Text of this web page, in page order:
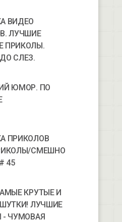
ВИДЕО
ЛУЧШИЕ
ПРИКОЛЫ.
СЛЕЗ.
ЮМОР. ПО
ПРИКОЛОВ
СМЕШНО
45
КРУТЫЕ И
ЛУЧШИЕ
- ЧУМОВАЯ